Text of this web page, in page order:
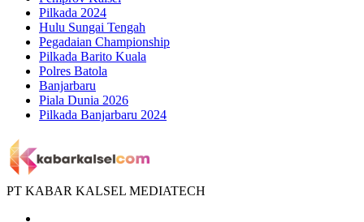
Pilkada 2024
Hulu Sungai Tengah
Pegadaian Championship
Pilkada Barito Kuala
Polres Batola
Banjarbaru
Piala Dunia 2026
Pilkada Banjarbaru 2024
PT KABAR KALSEL MEDIATECH